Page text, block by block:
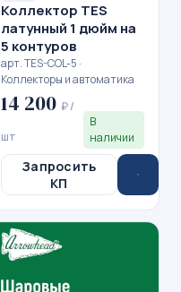
Коллектор TES
латунный 1 дюйм на
5 контуров
арт. TES-COL-5 ·
Коллекторы и автоматика
14 200 ₽ /
шт
В
наличии
Запросить
КП